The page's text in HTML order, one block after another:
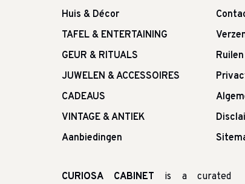
Huis & Décor
TAFEL & ENTERTAINING
GEUR & RITUALS
JUWELEN & ACCESSOIRES
CADEAUS
VINTAGE & ANTIEK
Aanbiedingen
CURIOSA CABINET is a curated